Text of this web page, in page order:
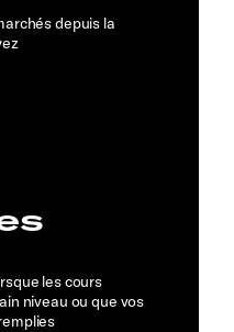
depuis la
les cours
niveau ou que vos